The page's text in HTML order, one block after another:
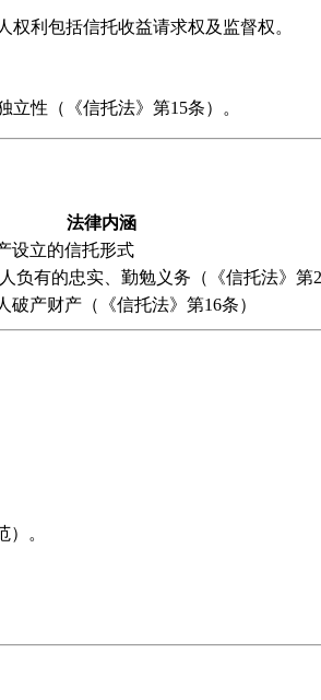
利包括信托收益请求权及监督权。
性（《信托法》第15条）。
法律内涵
设立的信托形式
负有的忠实、勤勉义务（《信托法》第
破产财产（《信托法》第16条）
。